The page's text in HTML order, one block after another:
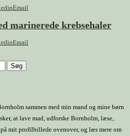
Email
marinerede krebsehaler
Email
sammen med min mand og mine børn
at lave mad, udforske Bornholm, læse,
mit profilbillede ovenover, og læs mere om